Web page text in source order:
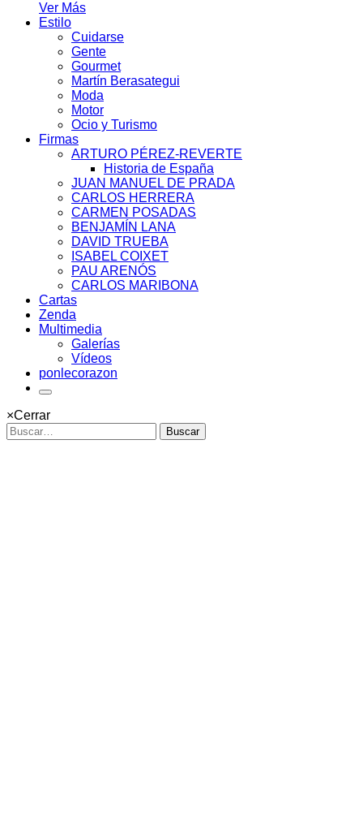
Ver Más
Estilo
Cuidarse
Gente
Gourmet
Martín Berasategui
Moda
Motor
Ocio y Turismo
Firmas
ARTURO PÉREZ-REVERTE
Historia de España
JUAN MANUEL DE PRADA
CARLOS HERRERA
CARMEN POSADAS
BENJAMÍN LANA
DAVID TRUEBA
ISABEL COIXET
PAU ARENÓS
CARLOS MARIBONA
Cartas
Zenda
Multimedia
Galerías
Vídeos
ponlecorazon
×Cerrar
Buscar